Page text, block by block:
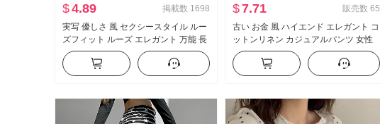
$4.89 掲載数 1698
実写 優しさ 風 セクシースタイル ルー
ズフィット ルーズ エレガント 万能 長
袖 レース ニット ブラウス キャミソー
ル
$7.71 販売数 65
古い お金 風 ハイエンド エレガント コ
ットンリネン カジュアルパンツ 女性
春 夏 2026 新品 ルーズフィット スリ
ム効果 軽薄 ストレートパンツ